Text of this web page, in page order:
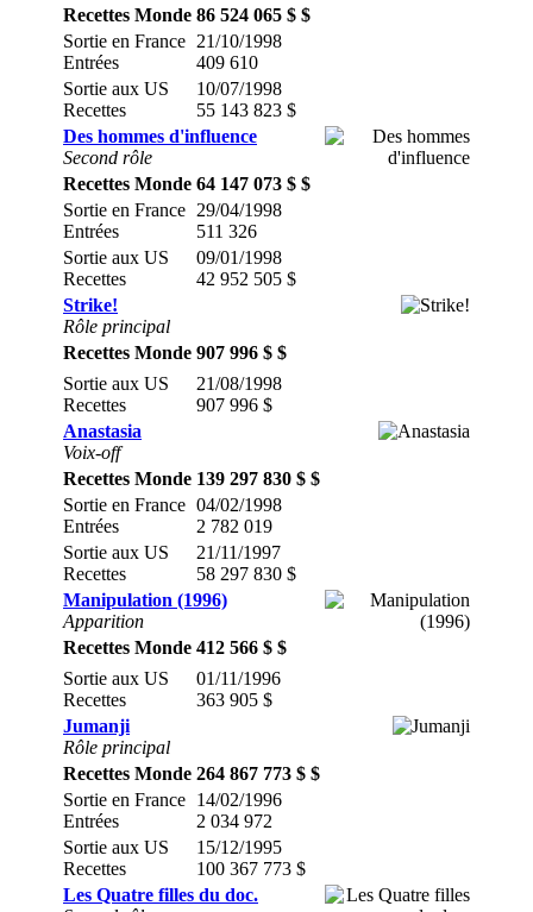
Recettes Monde 86 524 065 $ $
Sortie en France
Entrées
21/10/1998
409 610
Sortie aux US
Recettes
10/07/1998
55 143 823 $
Des hommes d'influence
Second rôle
Recettes Monde 64 147 073 $ $
Sortie en France
Entrées
29/04/1998
511 326
Sortie aux US
Recettes
09/01/1998
42 952 505 $
Strike!
Rôle principal
Recettes Monde 907 996 $ $
Sortie aux US
Recettes
21/08/1998
907 996 $
Anastasia
Voix-off
Recettes Monde 139 297 830 $ $
Sortie en France
Entrées
04/02/1998
2 782 019
Sortie aux US
Recettes
21/11/1997
58 297 830 $
Manipulation (1996)
Apparition
Recettes Monde 412 566 $ $
Sortie aux US
Recettes
01/11/1996
363 905 $
Jumanji
Rôle principal
Recettes Monde 264 867 773 $ $
Sortie en France
Entrées
14/02/1996
2 034 972
Sortie aux US
Recettes
15/12/1995
100 367 773 $
Les Quatre filles du doc.